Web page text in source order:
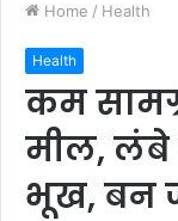
Home / Health
Health
कम
मील,
भूख, बन